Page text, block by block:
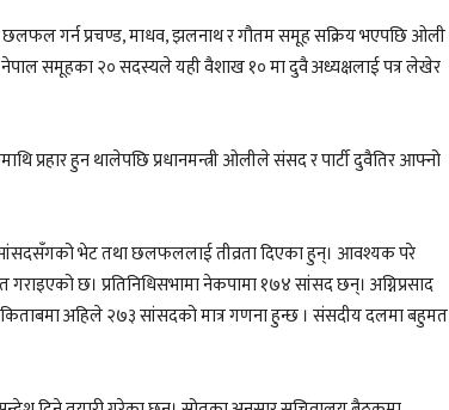
गर्न प्रचण्ड, माधव, झलनाथ र गौतम समूह सक्रिय भएपछि ओली
र नेपाल समूहका २० सदस्यले यही वैशाख १० मा दुवै अध्यक्षलाई पत्र लेखेर
प्रहार हुन थालेपछि प्रधानमन्त्री ओलीले संसद र पार्टी दुवैतिर आफ्नो
भेट तथा छलफललाई तीव्रता दिएका हुन्। आवश्यक परे
छ। प्रतिनिधिसभामा नेकपामा १७४ सांसद छन्। अग्निप्रसाद
अहिले २७३ सांसदको मात्र गणना हुन्छ । संसदीय दलमा बहुमत